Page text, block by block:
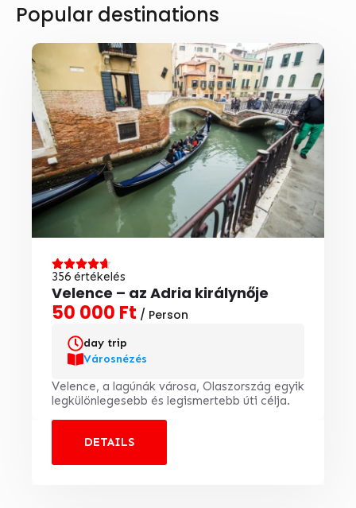
Popular destinations
356 értékelés
Velence – az Adria királynője
50 000 Ft / Person
day trip
Városnézés
Velence, a lagúnák városa, Olaszország egyik
legkülönlegesebb és legismertebb úti célja.
DETAILS